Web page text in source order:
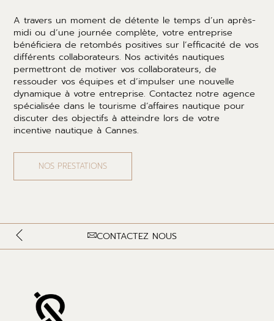
A travers un moment de détente le temps d’un après-
midi ou d’une journée complète, votre entreprise
bénéficiera de retombés positives sur l’efficacité de vos
différents collaborateurs. Nos activités nautiques
permettront de motiver vos collaborateurs, de
ressouder vos équipes et d’impulser une nouvelle
dynamique à votre entreprise. Contactez notre agence
spécialisée dans le tourisme d’affaires nautique pour
discuter des objectifs à atteindre lors de votre
incentive nautique à Cannes.
NOS PRESTATIONS
CONTACTEZ NOUS